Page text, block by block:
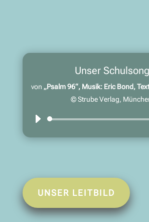
Unser Schulsong
von „Psalm 96“, Musik: Eric Bond,
© Strube Verlag,
Audio-
UNSER LEITBILD